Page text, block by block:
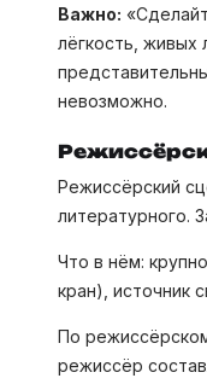
Важно:
лёгкость,
невозможно.
Режиссёрский
литературного.
Что в нём:
кран), источник
По
режиссёр